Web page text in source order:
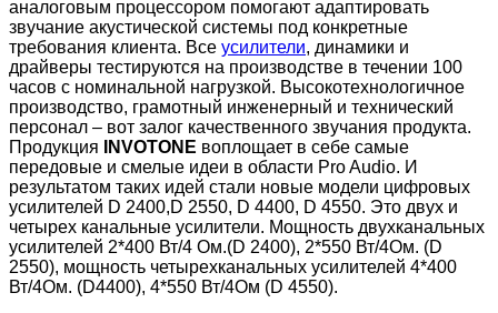
аналоговым процессором помогают адаптировать
звучание акустической системы под конкретные
требования клиента. Все усилители, динамики и
драйверы тестируются на производстве в течении 100
часов с номинальной нагрузкой. Высокотехнологичное
производство, грамотный инженерный и технический
персонал – вот залог качественного звучания продукта.
Продукция INVOTONE воплощает в себе самые
передовые и смелые идеи в области Pro Audio. И
результатом таких идей стали новые модели цифровых
усилителей D 2400,D 2550, D 4400, D 4550. Это двух и
четырех канальные усилители. Мощность двухканальных
усилителей 2*400 Вт/4 Ом.(D 2400), 2*550 Вт/4Ом. (D
2550), мощность четырехканальных усилителей 4*400
Вт/4Ом. (D4400), 4*550 Вт/4Ом (D 4550).